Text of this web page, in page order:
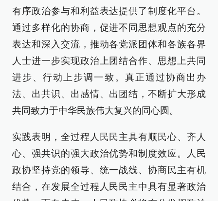
有序政治参与和利益表达提供了制度化平台。
通过多样化的协商，促进不同思想观点的充分
表达和深入交流，推动各党派团体和各族各界
人士进一步实现政治上团结合作、思想上共同
进步、行动上步调一致。真正通过协商出办
法、出共识、出感情、出团结，不断扩大形成
共同致力于中华民族伟大复兴的同心圆。
实践表明，全过程人民民主具有顺民心、齐人
心、强共识的强大政治优势和制度效应。人民
政协坚持党的领导、统一战线、协商民主有机
结合，在发展全过程人民民主中具有显著政治